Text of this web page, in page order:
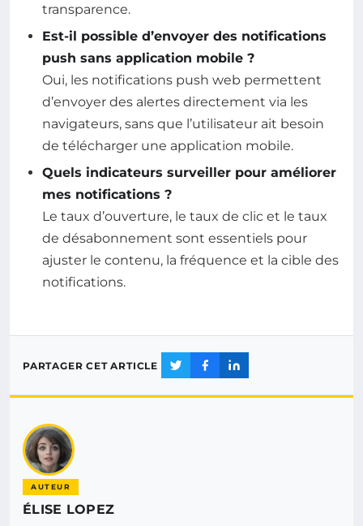
transparence.
Est-il possible d’envoyer des notifications
push sans application mobile ?
Oui, les notifications push web permettent
d’envoyer des alertes directement via les
navigateurs, sans que l’utilisateur ait besoin
de télécharger une application mobile.
Quels indicateurs surveiller pour améliorer
mes notifications ?
Le taux d’ouverture, le taux de clic et le taux
de désabonnement sont essentiels pour
ajuster le contenu, la fréquence et la cible des
notifications.
PARTAGER CET ARTICLE
AUTEUR
ÉLISE LOPEZ